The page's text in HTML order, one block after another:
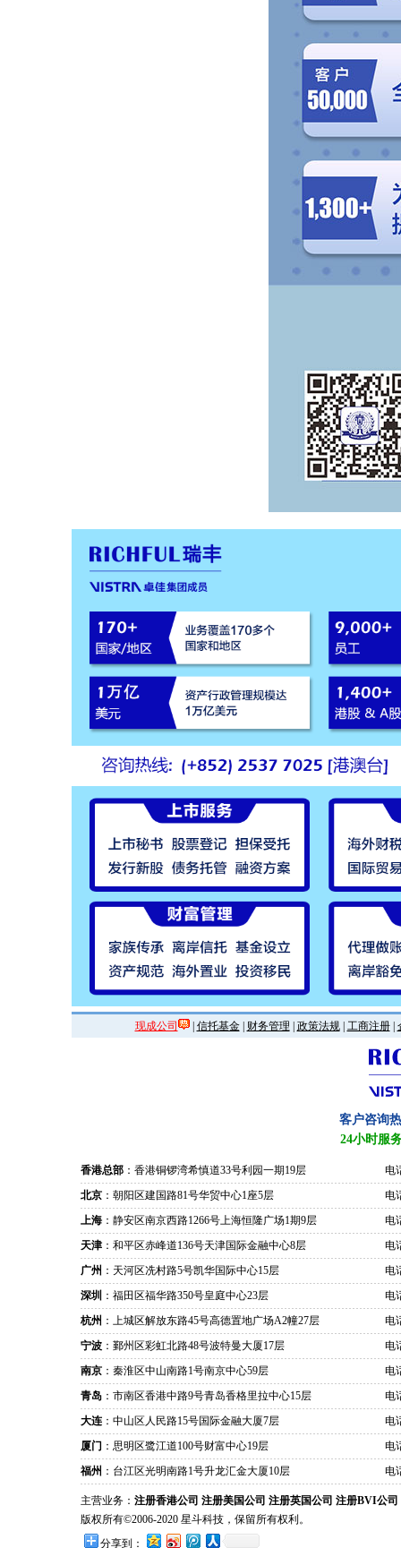
现成公司 | 信托基金| 财务管理 政策法规| 工商注册|
客户咨询
24小时服
香港总部 ：香港铜锣湾希慎道33号利园一期19层
电
北京 ：朝阳区建国路81号华贸中心1座5层
电
上海 ：静安区南京西路1266号上海恒隆广场1期9层
电
天津 ：和平区赤峰道136号天津国际金融中心8层
电
广州 ：天河区冼村路5号凯华国际中心15层
电
深圳 ：福田区福华路350号皇庭中心23层
电
杭州 ：上城区解放东路45号高德置地广场A2幢27层
电
宁波 ：鄞州区彩虹北路48号波特曼大厦17层
电
南京 ：秦淮区中山南路1号南京中心59层
电
青岛 ：市南区香港中路9号青岛香格里拉中心15层
电
大连 ：中山区人民路15号国际金融大厦7层
电
厦门 ：思明区鹭江道100号财富中心19层
电
福州 ：台江区光明南路1号升龙汇金大厦10层 电
主营业务： 注册香港公司 注册美国公司 注册英国公司 注册BVI公司
版权所有©2006-2020 星斗科技，保留所有权利。
分享到：